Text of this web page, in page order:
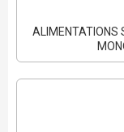
ALIMENTATIONS